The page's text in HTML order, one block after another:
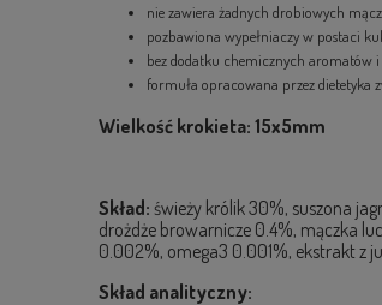
nie zawiera żadnych drobiowych
pozbawiona wypełniaczy w postaci
bez dodatku chemicznych aromatów
formuła opracowana przez dietetyka
Wielkość krokieta: 15x5mm
Skład: świeży królik 30%, suszona
drożdże browarnicze 0.4%, mączka
0.002%, omega3 0.001%, ekstrakt z
Skład analityczny: